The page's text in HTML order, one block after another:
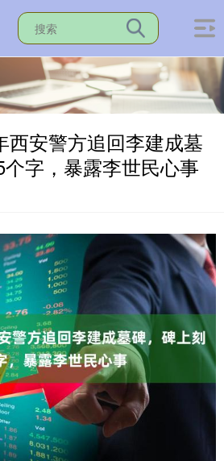
西安警方追回李建成墓
字，暴露李世民心事